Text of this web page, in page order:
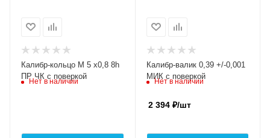
Калибр-кольцо М 5 х0,8 8h
ПР ЧК с поверкой
Нет в наличии
Калибр-валик 0,39 +/-0,001
МИК с поверкой
Нет в наличии
2 394₽/шт